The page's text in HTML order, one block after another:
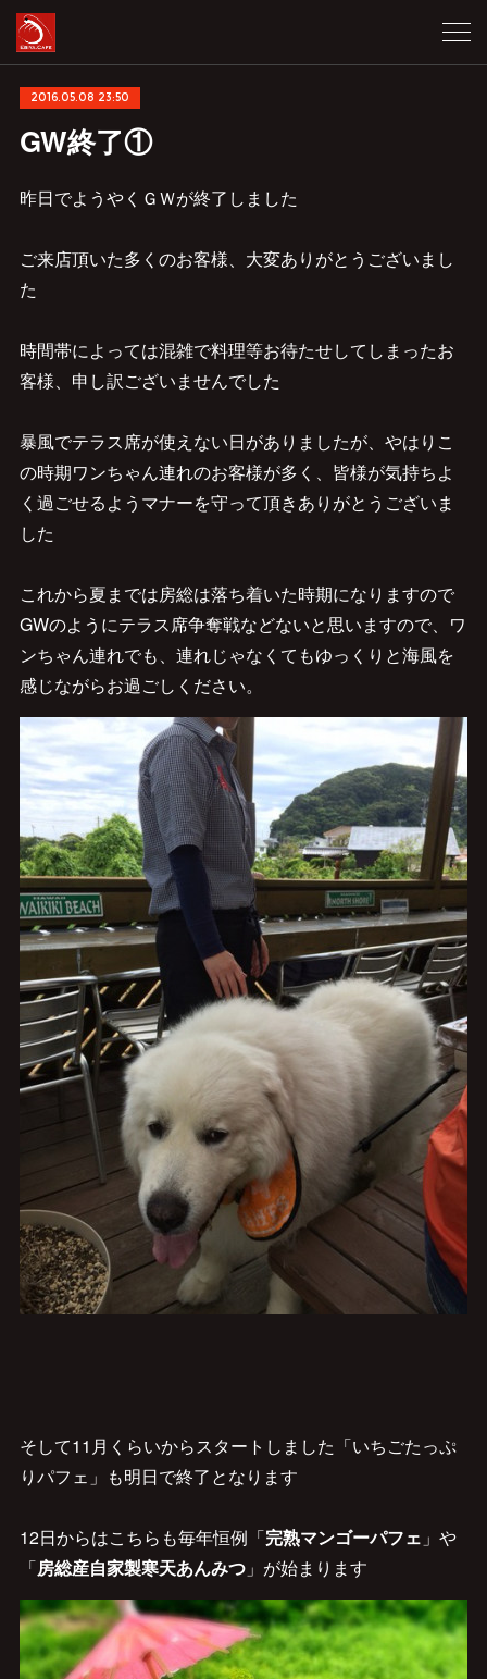
2016.05.08 23:50
GW終了①
昨日でようやくＧＷが終了しました
ご来店頂いた多くのお客様、大変ありがとうございまし
た
時間帯によっては混雑で料理等お待たせしてしまったお
客様、申し訳ございませんでした
暴風でテラス席が使えない日がありましたが、やはりこ
の時期ワンちゃん連れのお客様が多く、皆様が気持ちよ
く過ごせるようマナーを守って頂きありがとうございま
した
これから夏までは房総は落ち着いた時期になりますので
GWのようにテラス席争奪戦などないと思いますので、ワ
ンちゃん連れでも、連れじゃなくてもゆっくりと海風を
感じながらお過ごしください。
そして11月くらいからスタートしました「いちごたっぷ
りパフェ」も明日で終了となります
12日からはこちらも毎年恒例「完熟マンゴーパフェ 」や
「房総産自家製寒天あんみつ」が始まります